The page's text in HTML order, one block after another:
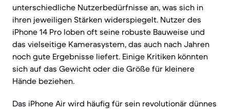
unterschiedliche Nutzerbedürfnisse an, was sich in
ihren jeweiligen Stärken widerspiegelt. Nutzer des
iPhone 14 Pro loben oft seine robuste Bauweise und
das vielseitige Kamerasystem, das auch nach Jahren
noch gute Ergebnisse liefert. Einige Kritiken könnten
sich auf das Gewicht oder die Größe für kleinere
Hände beziehen.
Das iPhone Air wird häufig für sein revolutionär dünnes